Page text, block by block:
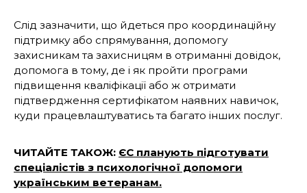
Слід зазначити, що йдеться про координаційну
підтримку або спрямування, допомогу
захисникам та захисницям в отриманні довідок,
допомога в тому, де і як пройти програми
підвищення кваліфікації або ж отримати
підтвердження сертифікатом наявних навичок,
куди працевлаштуватись та багато інших послуг.
ЧИТАЙТЕ ТАКОЖ: ЄС планують підготувати
спеціалістів з психологічної допомоги
українським ветеранам.